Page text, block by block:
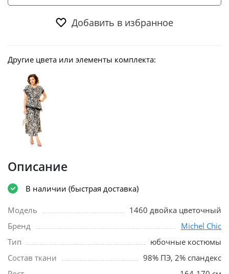
Добавить в избранное
Другие цвета или элементы комплекта:
Описание
В наличии (быстрая доставка)
Модель
1460 двойка цветочный
Бренд
Michel Chic
Тип
юбочные костюмы
Состав ткани
98% ПЭ, 2% спандекс